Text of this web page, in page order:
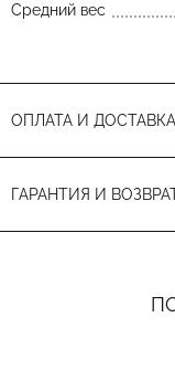
Средний вес
ОПЛАТА И ДОСТАВКА
ГАРАНТИЯ И